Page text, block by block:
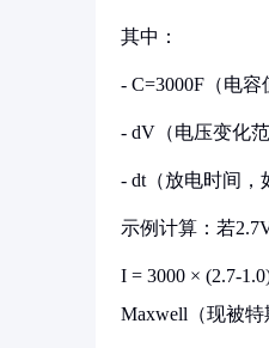
其中：
- C=3000F（电容
- dV（电压变化
- dt（放电时间，
示例计算：若
I = 3000 × (2.7-
Maxwell（现被特